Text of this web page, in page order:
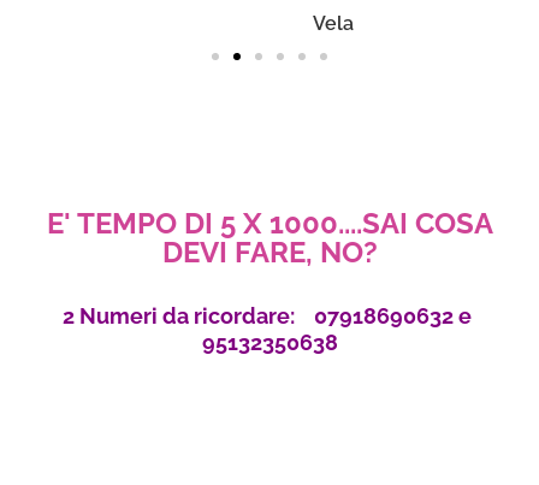
E' TEMPO DI 5 X 1000....SAI COSA
DEVI FARE, NO?
2 Numeri da ricordare: 07918690632 e
95132350638